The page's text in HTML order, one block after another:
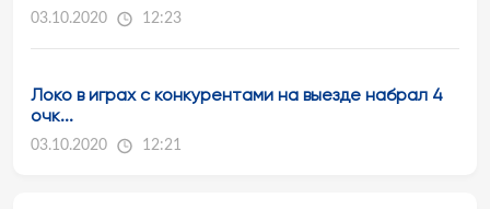
03.10.2020 12:23
Локо в играх с конкурентами на выезде набрал 4
очк...
03.10.2020 12:21